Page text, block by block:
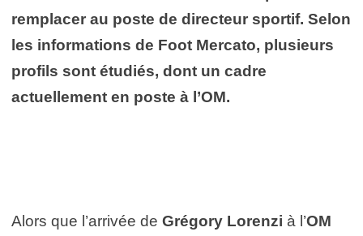
remplacer au poste de directeur sportif. Selon
les informations de Foot Mercato, plusieurs
profils sont étudiés, dont un cadre
actuellement en poste à l’OM.
Alors que l’arrivée de Grégory Lorenzi à l’OM